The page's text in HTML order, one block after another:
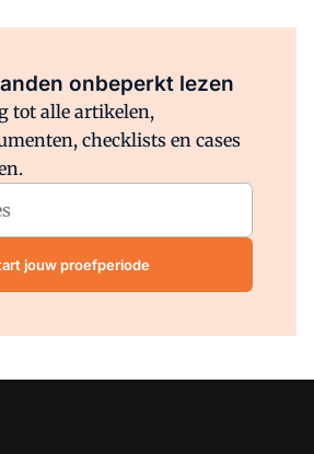
onbeperkt lezen
tot alle artikelen,
checklists en cases
jouw proefperiode